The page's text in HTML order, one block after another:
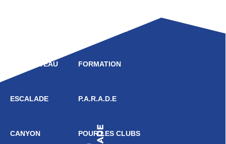
HAUT NIVEAU
ESCALADE
CANYON
COMPÉTITION
FORMATION
P.A.R.A.D.E
POUR LES CLUBS